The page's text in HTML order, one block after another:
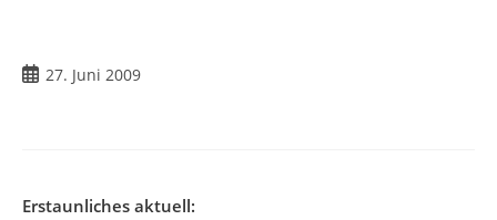
Beitrag
27. Juni 2009
Erstaunliches aktuell: